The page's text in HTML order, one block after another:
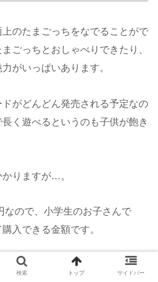
のたまごっちをなでることがで
ごっちとおしゃべりできたり、
がいっぱいあります。
がどんどん発売される予定なの
く遊べるというのも子供が飽き
りますが…。
なので、小学生のお子さんで
入できる金額です。
したプレゼントにもできる価格
検索 トップ サイドバー